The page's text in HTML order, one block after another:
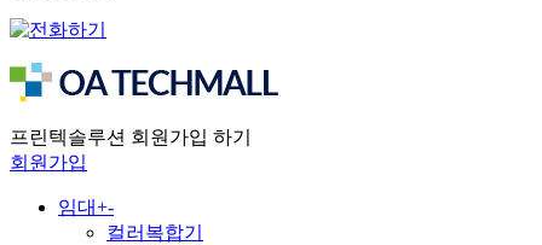
프린텍솔루션 회원가입 하기
회원가입
임대+-
컬러복합기